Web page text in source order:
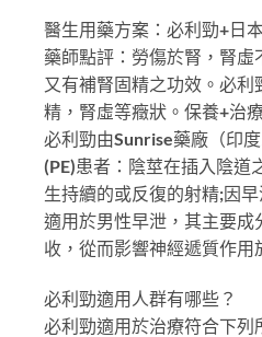
醫生用藥方案：必利勁+日
藥師點評：勞傷於腎，腎
又有補腎固精之功效。必
精，腎虛等癥狀。保養+治
必利勁由Sunrise藥廠（印
(PE)患者：陰莖在插入陰
生持續的或反復的射精;因
適用於男性早泄，其主要
收，從而影響神經遞質作
必利勁適用人群有哪些？
必利勁適用於治療符合下